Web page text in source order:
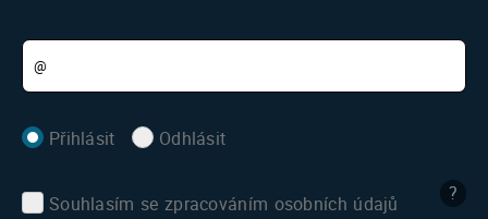
Přihlásit Odhlásit
Souhlasím se zpracováním osobních údajů ?